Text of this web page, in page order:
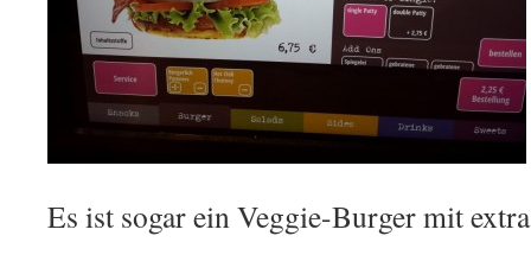
Es ist sogar ein Veggie-Burger mit